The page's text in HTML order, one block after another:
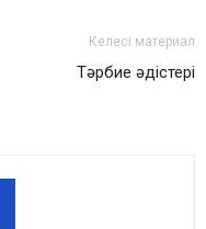
Келесі материал
Тәрбие әдістері